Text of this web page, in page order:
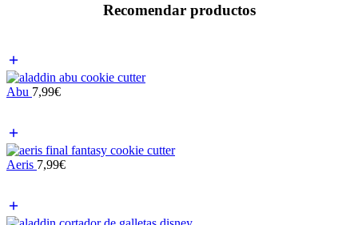
Recomendar productos
Abu 7,99€
Aeris 7,99€